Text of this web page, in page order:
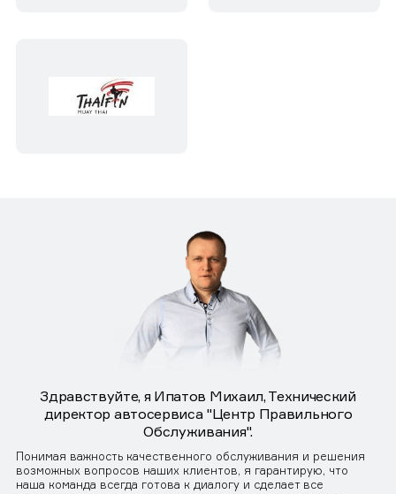
Здравствуйте, я Ипатов Михаил, Технический
директор автосервиса "Центр Правильного
Обслуживания".
Понимая важность качественного обслуживания и решения
возможных вопросов наших клиентов, я гарантирую, что
наша команда всегда готова к диалогу и сделает все